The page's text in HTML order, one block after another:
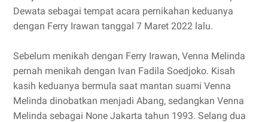
Dewata sebagai tempat acara pernikahan keduanya
dengan Ferry Irawan tanggal 7 Maret 2022 lalu.
Sebelum menikah dengan Ferry Irawan, Venna Melinda
pernah menikah dengan Ivan Fadila Soedjoko. Kisah
kasih keduanya bermula saat mantan suami Venna
Melinda dinobatkan menjadi Abang, sedangkan Venna
Melinda sebagai None Jakarta tahun 1993. Selang dua